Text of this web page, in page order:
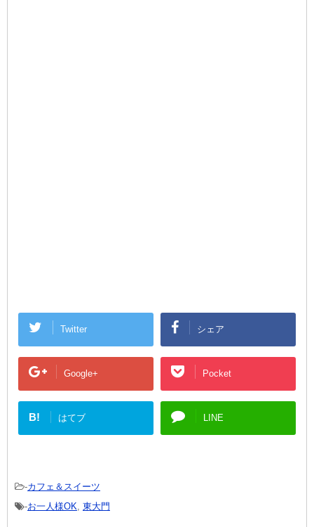
Twitter シェア
Google+ Pocket
B! はてブ LINE
-カフェ＆スイーツ
-お一人様OK 東大門